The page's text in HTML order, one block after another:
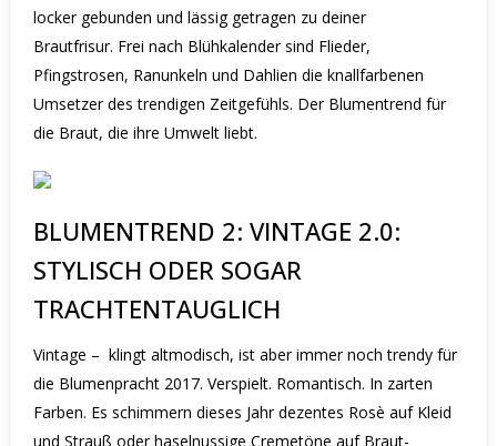
locker gebunden und lässig getragen zu deiner
Brautfrisur. Frei nach Blühkalender sind Flieder,
Pfingstrosen, Ranunkeln und Dahlien die knallfarbenen
Umsetzer des trendigen Zeitgefühls. Der Blumentrend für
die Braut, die ihre Umwelt liebt.
BLUMENTREND 2: VINTAGE 2.0:
STYLISCH ODER SOGAR
TRACHTENTAUGLICH
Vintage – klingt altmodisch, ist aber immer noch trendy für
die Blumenpracht 2017. Verspielt. Romantisch. In zarten
Farben. Es schimmern dieses Jahr dezentes Rosè auf Kleid
und Strauß oder haselnussige Cremetöne auf Braut-